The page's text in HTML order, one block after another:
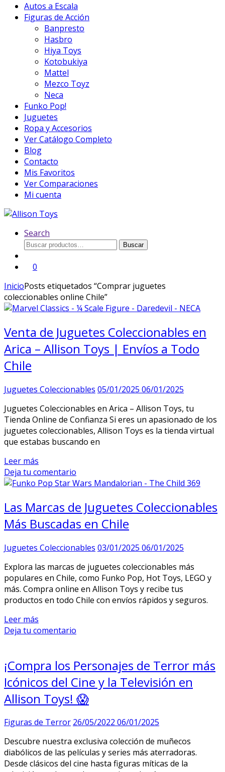
Autos a Escala
Figuras de Acción
Banpresto
Hasbro
Hiya Toys
Kotobukiya
Mattel
Mezco Toyz
Neca
Funko Pop!
Juguetes
Ropa y Accesorios
Ver Catálogo Completo
Blog
Contacto
Mis Favoritos
Ver Comparaciones
Mi cuenta
Search
Buscar
Buscar
0
InicioPosts etiquetados “Comprar juguetes
coleccionables online Chile”
Venta de Juguetes Coleccionables en
Arica – Allison Toys | Envíos a Todo
Chile
Juguetes Coleccionables 05/01/2025 06/01/2025
Juguetes Coleccionables en Arica – Allison Toys, tu
Tienda Online de Confianza Si eres un apasionado de los
juguetes coleccionables, Allison Toys es la tienda virtual
que estabas buscando en
Leer más
Deja tu comentario
Las Marcas de Juguetes Coleccionables
Más Buscadas en Chile
Juguetes Coleccionables 03/01/2025 06/01/2025
Explora las marcas de juguetes coleccionables más
populares en Chile, como Funko Pop, Hot Toys, LEGO y
más. Compra online en Allison Toys y recibe tus
productos en todo Chile con envíos rápidos y seguros.
Leer más
Deja tu comentario
¡Compra los Personajes de Terror más
Icónicos del Cine y la Televisión en
Allison Toys! 😱
Figuras de Terror 26/05/2022 06/01/2025
Descubre nuestra exclusiva colección de muñecos
diabólicos de las películas y series más aterradoras.
Desde clásicos del cine hasta figuras míticas de la